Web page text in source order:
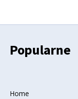
Popularne
Home